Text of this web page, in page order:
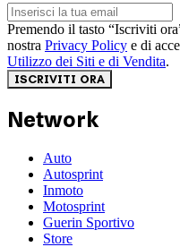
Premendo il tasto “Iscriviti
nostra Privacy Policy e di
Utilizzo dei Siti e di Vendita.
ISCRIVITI ORA
Network
Auto
Autosprint
Inmoto
Motosprint
Guerin Sportivo
Store